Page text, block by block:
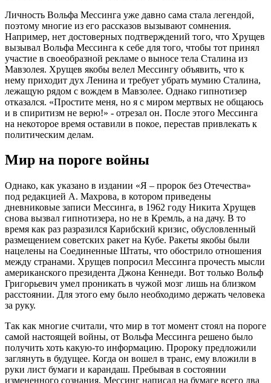
Личность Вольфа Мессинга уже давно сама стала легендой,
поэтому многие из его рассказов вызывают сомнения.
Например, нет достоверных подтверждений того, что Хрущев
вызывал Вольфа Мессинга к себе для того, чтобы тот принял
участие в своеобразной рекламе о выносе тела Сталина из
Мавзолея. Хрущев якобы велел Мессингу объявить, что к
нему приходит дух Ленина и требует убрать мумию Сталина,
лежащую рядом с вождем в Мавзолее. Однако гипнотизер
отказался. «Простите меня, но я с миром мертвых не общаюсь
и в спиритизм не верю!» - отрезал он. После этого Мессинга
на некоторое время оставили в покое, перестав привлекать к
политическим делам.
Мир на пороге войны
Однако, как указано в издании «Я – пророк без Отечества»
под редакцией А. Махрова, в котором приведены
дневниковые записи Мессинга, в 1962 году Никита Хрущев
снова вызвал гипнотизера, но не в Кремль, а на дачу. В то
время как раз разразился Карибский кризис, обусловленный
размещением советских ракет на Кубе. Ракеты якобы были
нацелены на Соединенные Штаты, что обострило отношения
между странами. Хрущев попросил Мессинга прочесть мысли
американского президента Джона Кеннеди. Вот только Вольф
Григорьевич умел проникать в чужой мозг лишь на близком
расстоянии. Для этого ему было необходимо держать человека
за руку.
Так как многие считали, что мир в тот момент стоял на пороге
самой настоящей войны, от Вольфа Мессинга решено было
получить хоть какую-то информацию. Пророку предложили
заглянуть в будущее. Когда он вошел в транс, ему вложили в
руки лист бумаги и карандаш. Пребывая в состоянии
измененного сознания, Мессинг написал на бумаге всего два